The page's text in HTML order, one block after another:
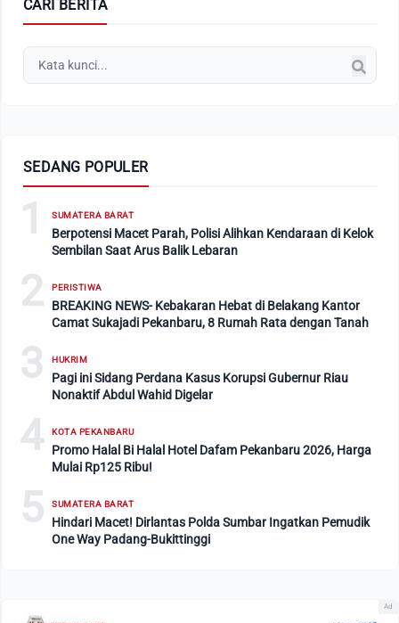
CARI BERITA
SEDANG POPULER
1 SUMATERA BARAT
Berpotensi Macet Parah, Polisi Alihkan Kendaraan di Kelok
Sembilan Saat Arus Balik Lebaran
2 PERISTIWA
BREAKING NEWS- Kebakaran Hebat di Belakang Kantor
Camat Sukajadi Pekanbaru, 8 Rumah Rata dengan Tanah
3 HUKRIM
Pagi ini Sidang Perdana Kasus Korupsi Gubernur Riau
Nonaktif Abdul Wahid Digelar
4 KOTA PEKANBARU
Promo Halal Bi Halal Hotel Dafam Pekanbaru 2026, Harga
Mulai Rp125 Ribu!
5 SUMATERA BARAT
Hindari Macet! Dirlantas Polda Sumbar Ingatkan Pemudik
One Way Padang-Bukittinggi
Ad